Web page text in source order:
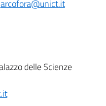
arcofora@unict.it
delle Scienze